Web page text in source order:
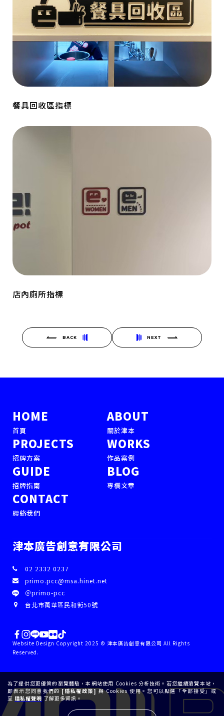
餐具回收區指標
店內廁所指標
BACK NEXT
津本廣告創意有限公司
02 2332 0237
primo.pcc@msa.hinet.net
＠primo-pcc
台北市萬華區民和街50號
HOME
首頁
ABOUT
關於津本
PROJECTS
招牌方案
WORKS
作品案例
GUIDE
招牌指南
BLOG
專欄文章
CONTACT
聯絡我們
Website Design Copyright 2025 © 津本廣告創意有限公司 All Rights
Reserved.
為了提供您更優質的瀏覽體驗，本網站使用 Cookies 分析技術。若您繼續瀏覽本站，
即表示您同意我們的 [隱私權政策] 與 Cookies 使用。您可以點選「全部接受」或
至 隱私權聲明 了解更多資訊。